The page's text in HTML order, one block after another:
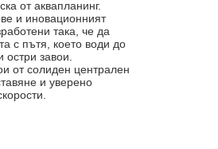
от аквапланинг.
и иновационният
така, че да
с пътя, което води до
остри завои.
от солиден централен
и уверено